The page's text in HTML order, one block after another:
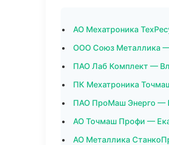
АО Мехатроника
ООО Союз Металлика
ПАО Лаб Комплект —
ПК Мехатроника
ПАО ПроМаш Энерго —
АО Точмаш Профи —
АО Металлика